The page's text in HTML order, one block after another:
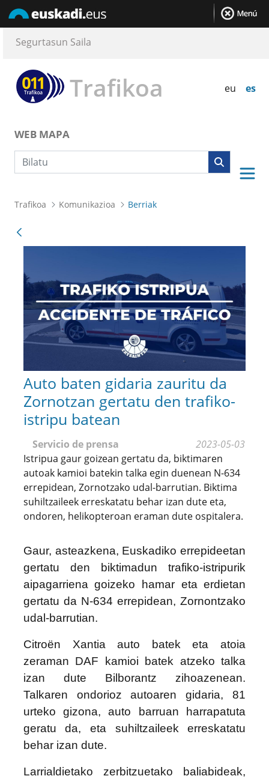
Trafikoa eu es
Segurtasun Saila
WEB MAPA
Bilaketa
Trafikoa Komunikazioa Berriak
Auto baten gidaria zauritu da
Zornotzan gertatu den trafiko-
istripu batean
Servicio de prensa
2023-05-03
Istripua gaur goizean gertatu da, biktimaren
autoak kamioi batekin talka egin duenean N-634
errepidean, Zornotzako udal-barrutian. Biktima
suhiltzaileek erreskatatu behar izan dute eta,
ondoren, helikopteroan eraman dute ospitalera.
Gaur, asteazkena, Euskadiko errepideetan
gertatu den biktimadun trafiko-istripurik
aipagarriena goizeko hamar eta erdietan
gertatu da N-634 errepidean, Zornontzako
udal-barrutian.
Citroën Xantia auto batek eta atoia
zeraman DAF kamioi batek atzeko talka
izan dute Bilborantz zihoazenean.
Talkaren ondorioz autoaren gidaria, 81
urteko gizona, auto barruan harrapatuta
geratu da, eta suhiltzaileek erreskatatu
behar izan dute.
Larrialdietako zerbitzuetako baliabideak,